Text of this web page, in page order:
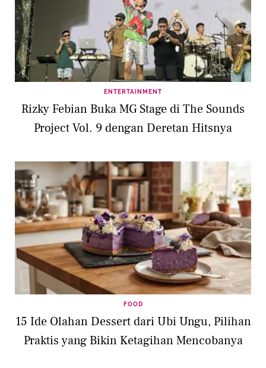
ENTERTAINMENT
Rizky Febian Buka MG Stage di The Sounds
Project Vol. 9 dengan Deretan Hitsnya
FOOD
15 Ide Olahan Dessert dari Ubi Ungu, Pilihan
Praktis yang Bikin Ketagihan Mencobanya